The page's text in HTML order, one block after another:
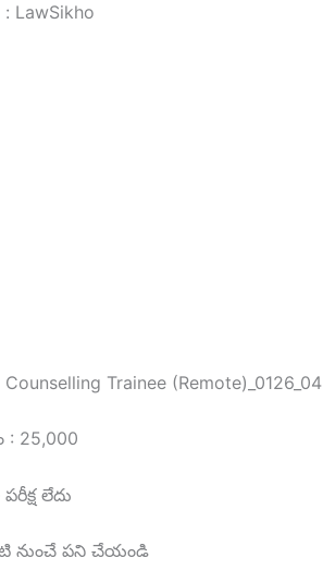
LawSikho
Trainee (Remote)_0126_04
: 25,000
లేదు
నుంచే పని చేయండి